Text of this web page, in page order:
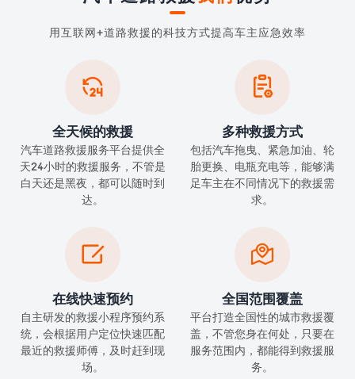
用互联网+道路救援的科技方式提高车主应急效率

全天候的救援
汽车道路救援服务平台提供全
天24小时的救援服务，不管是
白天还是黑夜，都可以随时到
达。

多种救援方式
包括汽车拖曳、紧急加油、轮
胎更换、电瓶充电等，能够满
足车主在不同情况下的救援需
求。

在线快速预约
自主研发的救援小程序预约系
统，会根据用户定位快速匹配
最近的救援师傅，及时赶到现
场。

全国范围覆盖
平台打造全国性的城市救援覆
盖，不管您身在何处，只要在
服务范围内，都能得到救援服
务。